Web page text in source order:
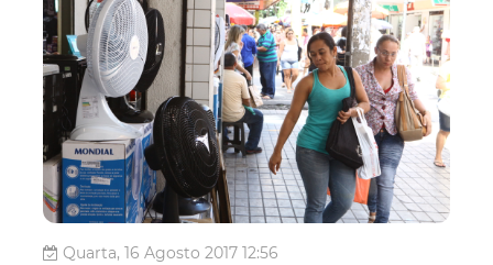
Quarta, 16 Agosto 2017 12:56